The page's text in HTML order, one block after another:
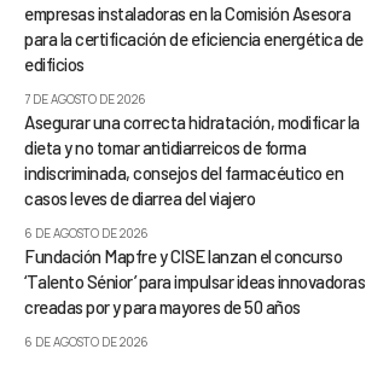
empresas instaladoras en la Comisión Asesora
para la certificación de eficiencia energética de
edificios
7 DE AGOSTO DE 2026
Asegurar una correcta hidratación, modificar la
dieta y no tomar antidiarreicos de forma
indiscriminada, consejos del farmacéutico en
casos leves de diarrea del viajero
6 DE AGOSTO DE 2026
Fundación Mapfre y CISE lanzan el concurso
‘Talento Sénior’ para impulsar ideas innovadoras
creadas por y para mayores de 50 años
6 DE AGOSTO DE 2026